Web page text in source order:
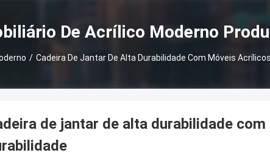
De Acrílico Moderno
/ Cadeira De Jantar De Alta Durabilidade Com Móveis
de jantar de alta durabilidade